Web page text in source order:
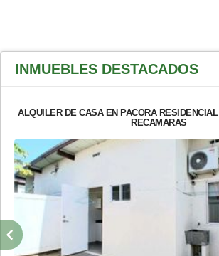
INMUEBLES DESTACADOS
ALQUILER DE CASA EN PACORA
RECAMARAS